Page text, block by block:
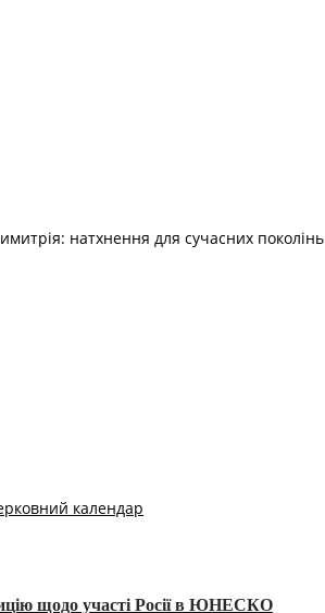
натхнення для сучасних поколінь
календар
щодо участі Росії в ЮНЕСКО